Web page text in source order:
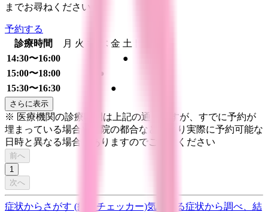
までお尋ねください。
予約する
診療時間
月 火 木 金 土
14:30〜16:00
●
15:00〜18:00
●
15:30〜16:30
●
さらに表示
※ 医療機関の診療時間は上記の通りですが、すでに予約が
埋まっている場合や病院の都合などにより実際に予約可能な
日時と異なる場合がありますのでご了承ください
前へ
1
次へ
症状からさがす (症状チェッカー)気になる症状から調べ、結